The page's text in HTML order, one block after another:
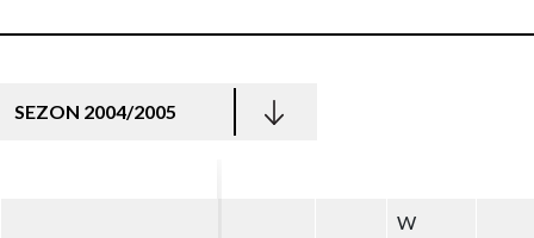
SEZON 2004/2005
W
W